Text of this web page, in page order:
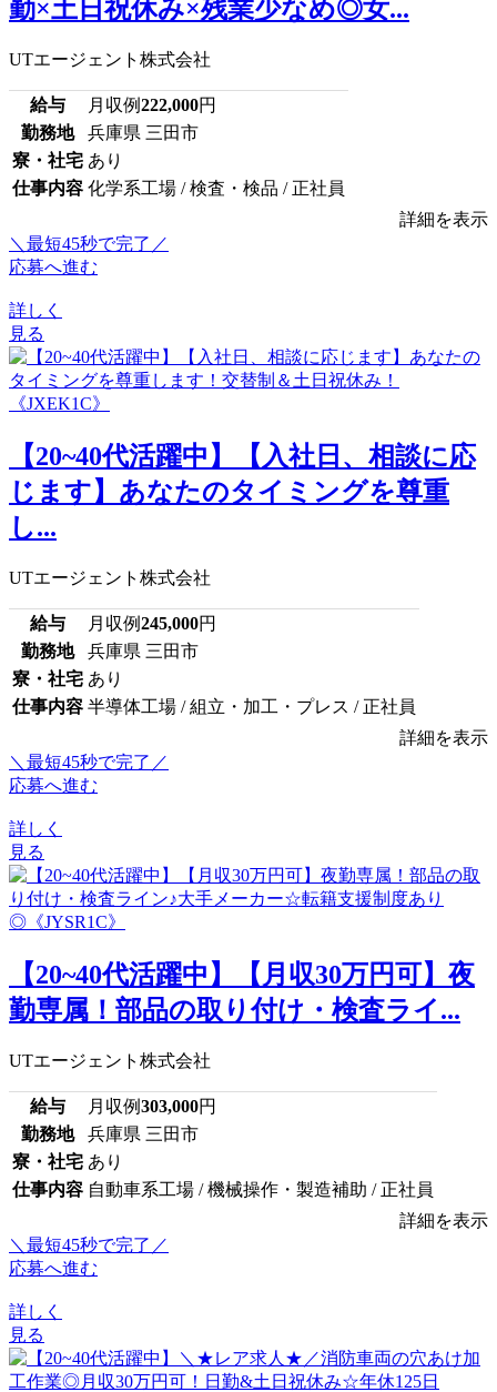
勤×土日祝休み×残業少なめ◎女...
UTエージェント株式会社
給与 月収例222,000円
勤務地
兵庫県 三田市
寮・社宅 あり
仕事内容 化学系工場 / 検査・検品 / 正社員
詳細を表示
＼最短45秒で完了／
応募へ進む
詳しく
見る
【20~40代活躍中】【入社日、相談に応
じます】あなたのタイミングを尊重
し...
UTエージェント株式会社
給与 月収例245,000円
勤務地
兵庫県 三田市
寮・社宅 あり
仕事内容 半導体工場 / 組立・加工・プレス / 正社員
詳細を表示
＼最短45秒で完了／
応募へ進む
詳しく
見る
【20~40代活躍中】【月収30万円可】夜
勤専属！部品の取り付け・検査ライ...
UTエージェント株式会社
給与 月収例303,000円
勤務地
兵庫県 三田市
寮・社宅 あり
仕事内容 自動車系工場 / 機械操作・製造補助 / 正社員
詳細を表示
＼最短45秒で完了／
応募へ進む
詳しく
見る